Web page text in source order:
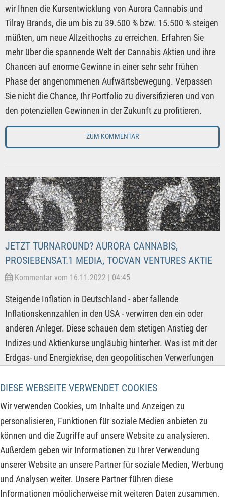
DIESE WEBSEITE VERWENDET COOKIES
Wir verwenden Cookies, um Inhalte und Anzeigen zu
personalisieren, Funktionen für soziale Medien anbieten zu
können und die Zugriffe auf unsere Website zu analysieren.
Außerdem geben wir Informationen zu Ihrer Verwendung
unserer Website an unsere Partner für soziale Medien, Werbung
und Analysen weiter. Unsere Partner führen diese
Informationen möglicherweise mit weiteren Daten zusammen,
wir Ihnen die Kursentwicklung von Aurora Cannabis und
Tilray Brands, die um bis zu 39.500 % bzw. 15.500 % steigen
müßten, um neue Allzeithochs zu erreichen. Erfahren Sie
mehr über die spannende Welt der Cannabis Aktien und ihre
Chancen auf enorme Gewinne in einer sehr sehr frühen
Phase der angenommenen Aufwärtsbewegung. Verpassen
Sie nicht die Chance, Ihr Portfolio zu diversifizieren und von
den potenziellen Gewinnen in der Zukunft zu profitieren.
ZUM KOMMENTAR
JETZT TURNAROUND? AURORA CANNABIS,
PROSIEBENSAT.1 MEDIA, TOCVAN VENTURES AKTIE
Kommentar vom 16.11.2022 | 04:45
Steigende Inflation in Deutschland - aber fallende
Inflationskennzahlen in den USA - verwirren den ein oder
anderen Anleger. Diese schauen dem stetigen Anstieg der
Indizes und Aktienkurse ungläubig hinterher. Was ist mit der
Erdgas- und Energiekrise, den geopolitischen Verwerfungen
Frage zwischen USA und China? Doch genau diese Risiken
hatten die Marktteilnehmer über die vergangenen Monate
eingepreist und nun zeigen die Quartalskennzahlen der
meisten Unternehmen an, dass der Pessimismus zwar
gerechtfertigt war, aber die Unternehmen bei weitem nicht so
stark getroffen worden sind, wie die Marktteilnehmer dies
erwartet hatten.